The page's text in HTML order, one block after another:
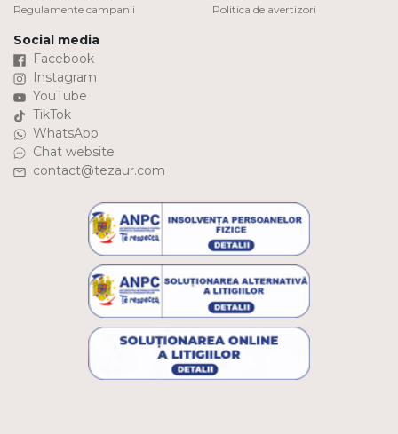
Regulamente campanii
Politica de avertizori
Social media
Facebook
Instagram
YouTube
TikTok
WhatsApp
Chat website
contact@tezaur.com